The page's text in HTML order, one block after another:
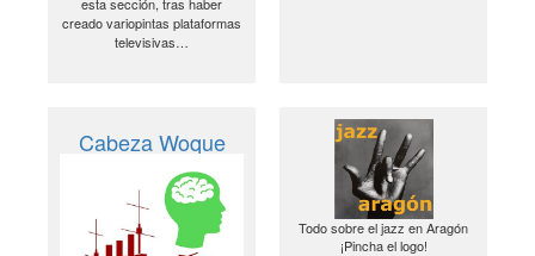
esta sección, tras haber
creado variopintas plataformas
televisivas…
Cabeza Woque
Todo sobre el jazz en Aragón
¡Pincha el logo!